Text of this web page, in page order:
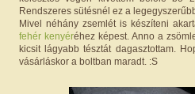
Rendszeres sütésnél ez a
Mivel néhány zsemlét is készíteni
fehér kenyéréhez képest. Anno a
kicsit lágyabb tésztát dagasztottam.
vásárláskor a boltban maradt. :S